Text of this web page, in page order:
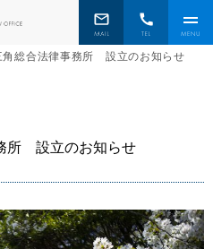
角総合法律事務所 設立のお知らせ
所 設立のお知らせ